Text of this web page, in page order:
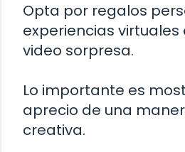
Opta por regalos
experiencias virtuales
video sorpresa.
Lo importante es
aprecio de una
creativa.